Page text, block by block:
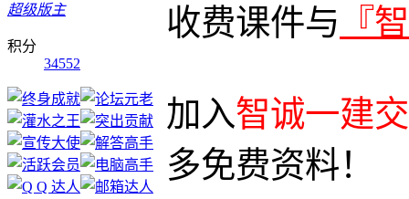
超级版主
积分
34552
收费课件与 『
加入智诚一建
多免费资料！